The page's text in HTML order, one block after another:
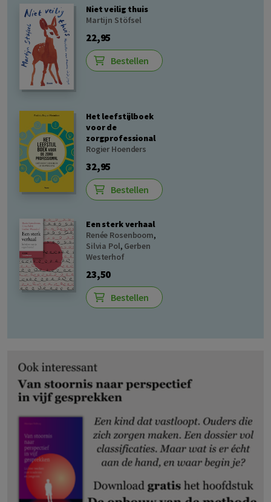
Niet veilig thuis
Martijn Stöfsel
22,95
Bestellen
Het leefstijlboek
voor de
zorgprofessional
Rogier Hoenders
32,95
Bestellen
Een sterk verhaal
Renée Rosenboom,
Silvia Pol, Gerben
Westerhof
23,50
Bestellen